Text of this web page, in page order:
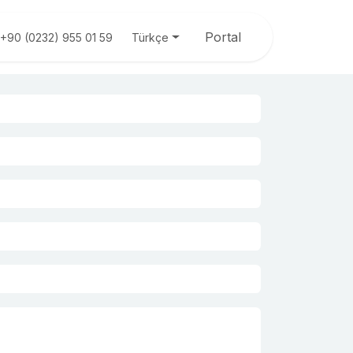
+90 (0232) 955 01 59 Türkçe Portal